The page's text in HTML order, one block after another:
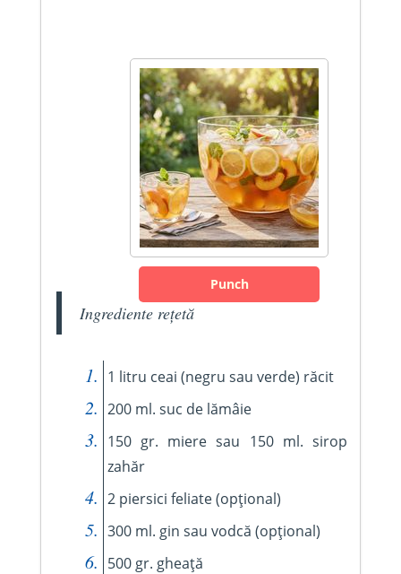
Punch
Ingrediente rețetă
1 litru ceai (negru sau verde) răcit
200 ml. suc de lămâie
150 gr. miere sau 150 ml. sirop
zahăr
2 piersici feliate (opțional)
300 ml. gin sau vodcă (opțional)
500 gr. gheață